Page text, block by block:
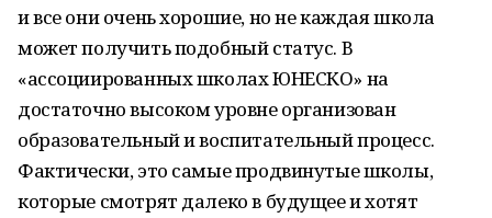
и все они очень хорошие, но не каждая школа
может получить подобный статус. В
«ассоциированных школах ЮНЕСКО» на
достаточно высоком уровне организован
образовательный и воспитательный процесс.
Фактически, это самые продвинутые школы,
которые смотрят далеко в будущее и хотят